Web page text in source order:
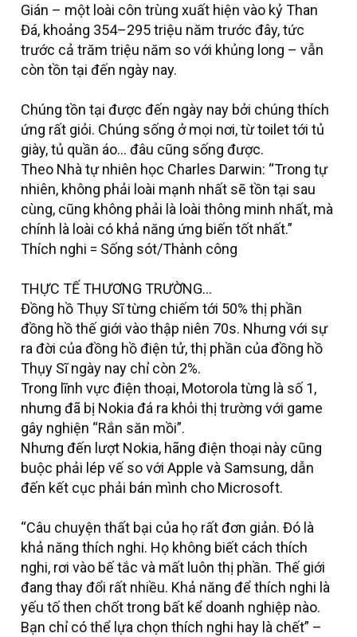
Gián – một loài côn trùng xuất hiện vào kỷ Than
Đá, khoảng 354–295 triệu năm trước đây, tức
trước cả trăm triệu năm so với khủng long – vẫn
còn tồn tại đến ngày nay.
Chúng tồn tại được đến ngày nay bởi chúng thích
ứng rất giỏi. Chúng sống ở mọi nơi, từ toilet tới tủ
giày, tủ quần áo… đâu cũng sống được.
Theo Nhà tự nhiên học Charles Darwin: “Trong tự
nhiên, không phải loài mạnh nhất sẽ tồn tại sau
cùng, cũng không phải là loài thông minh nhất, mà
chính là loài có khả năng ứng biến tốt nhất.”
Thích nghi = Sống sót/Thành công
THỰC TẾ THƯƠNG TRƯỜNG…
Đồng hồ Thụy Sĩ từng chiếm tới 50% thị phần
đồng hồ thế giới vào thập niên 70s. Nhưng với sự
ra đời của đồng hồ điện tử, thị phần của đồng hồ
Thụy Sĩ ngày nay chỉ còn 2%.
Trong lĩnh vực điện thoại, Motorola từng là số 1,
nhưng đã bị Nokia đá ra khỏi thị trường với game
gây nghiện “Rắn săn mồi”.
Nhưng đến lượt Nokia, hãng điện thoại này cũng
buộc phải lép vế so với Apple và Samsung, dẫn
đến kết cục phải bán mình cho Microsoft.
“Câu chuyện thất bại của họ rất đơn giản. Đó là
khả năng thích nghi. Họ không biết cách thích
nghi, rơi vào bế tắc và mất luôn thị phần. Thế giới
đang thay đổi rất nhiều. Khả năng để thích nghi là
yếu tố then chốt trong bất kể doanh nghiệp nào.
Bạn chỉ có thể lựa chọn thích nghi hay là chết” –